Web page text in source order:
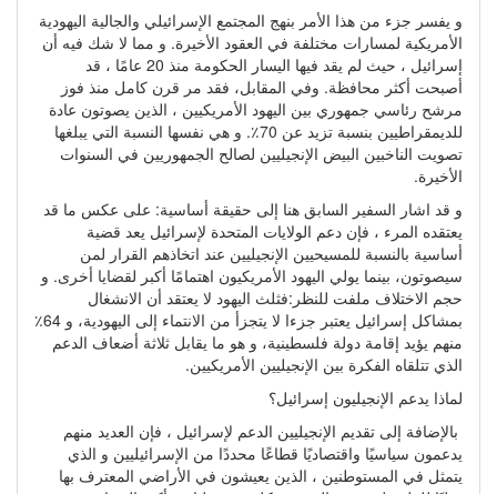
و يفسر جزء من هذا الأمر بنهج المجتمع الإسرائيلي والجالية اليهودية
الأمريكية لمسارات مختلفة في العقود الأخيرة. و مما لا شك فيه أن
إسرائيل ، حيث لم يقد فيها اليسار الحكومة منذ 20 عامًا ، قد
أصبحت أكثر محافظة. وفي المقابل، فقد مر قرن كامل منذ فوز
مرشح رئاسي جمهوري بين اليهود الأمريكيين ، الذين يصوتون عادة
للديمقراطيين بنسبة تزيد عن 70٪. و هي نفسها النسبة التي يبلغها
تصويت الناخبين البيض الإنجيليين لصالح الجمهوريين في السنوات
الأخيرة.
و قد اشار السفير السابق هنا إلى حقيقة أساسية: على عكس ما قد
يعتقده المرء ، فإن دعم الولايات المتحدة لإسرائيل يعد قضية
أساسية بالنسبة للمسيحيين الإنجيليين عند اتخاذهم القرار لمن
سيصوتون، بينما يولي اليهود الأمريكيون اهتمامًا أكبر لقضايا أخرى. و
حجم الاختلاف ملفت للنظر:فثلث اليهود لا يعتقد أن الانشغال
بمشاكل إسرائيل يعتبر جزءا لا يتجزأ من الانتماء إلى اليهودية، و 64٪
منهم يؤيد إقامة دولة فلسطينية، و هو ما يقابل ثلاثة أضعاف الدعم
الذي تتلقاه الفكرة بين الإنجيليين الأمريكيين.
لماذا يدعم الإنجيليون إسرائيل؟
بالإضافة إلى تقديم الإنجيليين الدعم لإسرائيل ، فإن العديد منهم
يدعمون سياسيًا واقتصاديًا قطاعًا محددًا من الإسرائيليين و الذي
يتمثل في المستوطنين ، الذين يعيشون في الأراضي المعترف بها